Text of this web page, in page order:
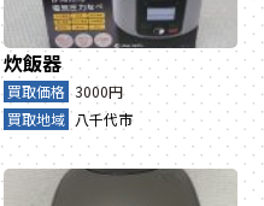
炊飯器
買取価格 3000円
買取地域 八千代市